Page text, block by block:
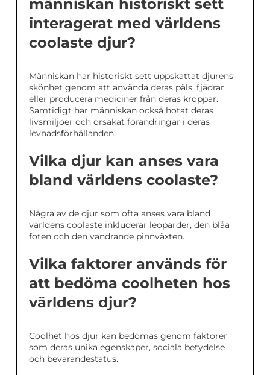
människan historiskt sett
interagerat med världens
coolaste djur?
Människan har historiskt sett uppskattat djurens
skönhet genom att använda deras päls, fjädrar
eller producera mediciner från deras kroppar.
Samtidigt har människan också hotat deras
livsmiljöer och orsakat förändringar i deras
levnadsförhållanden.
Vilka djur kan anses vara
bland världens coolaste?
Några av de djur som ofta anses vara bland
världens coolaste inkluderar leoparder, den blåa
foten och den vandrande pinnväxten.
Vilka faktorer används för
att bedöma coolheten hos
världens djur?
Coolhet hos djur kan bedömas genom faktorer
som deras unika egenskaper, sociala betydelse
och bevarandestatus.